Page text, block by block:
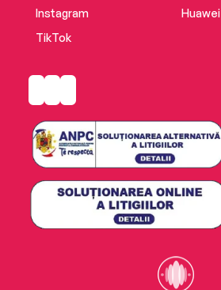
Instagram
TikTok
Huawei